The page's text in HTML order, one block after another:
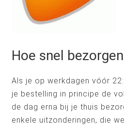
Hoe snel
Als je op werkdagen vóór
je bestelling in principe de
de dag erna bij je thuis
enkele uitzonderingen, die